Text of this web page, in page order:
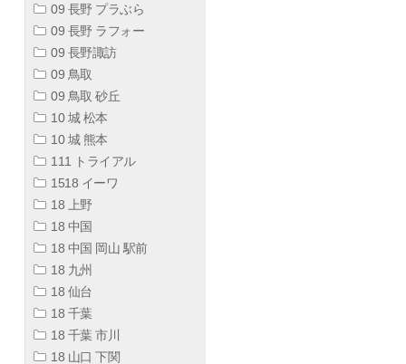
09 長野 プラぶら
09 長野 ラフォー
09 長野諏訪
09 鳥取
09 鳥取 砂丘
10 城 松本
10 城 熊本
111 トライアル
1518 イーワ
18 上野
18 中国
18 中国 岡山 駅前
18 九州
18 仙台
18 千葉
18 千葉 市川
18 山口 下関